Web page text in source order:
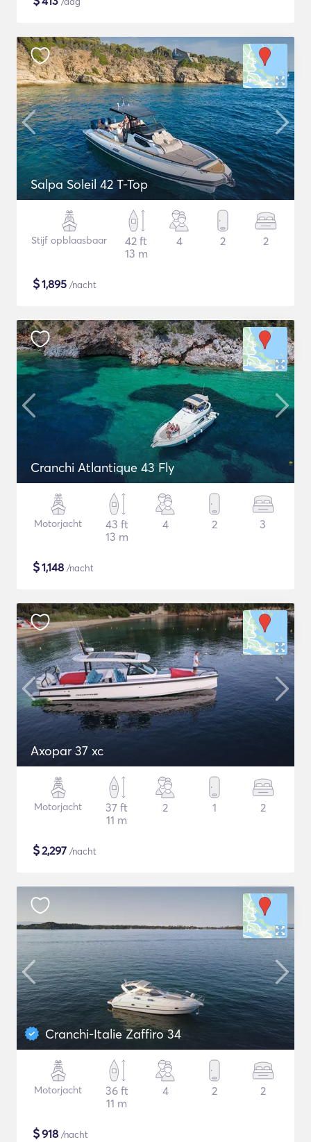
Salpa Soleil 42 T-Top
Stijf opblaasbaar
42 ft
13 m
4 2 2
$1,895 /nacht
Cranchi Atlantique 43 Fly
Motorjacht
43 ft
13 m
4 2 3
$1,148 /nacht
Axopar 37 xc
Motorjacht
37 ft
11 m
2 1 2
$2,297 /nacht
Cranchi-Italie Zaffiro 34
Motorjacht
36 ft
11 m
4 2 2
$918 /nacht